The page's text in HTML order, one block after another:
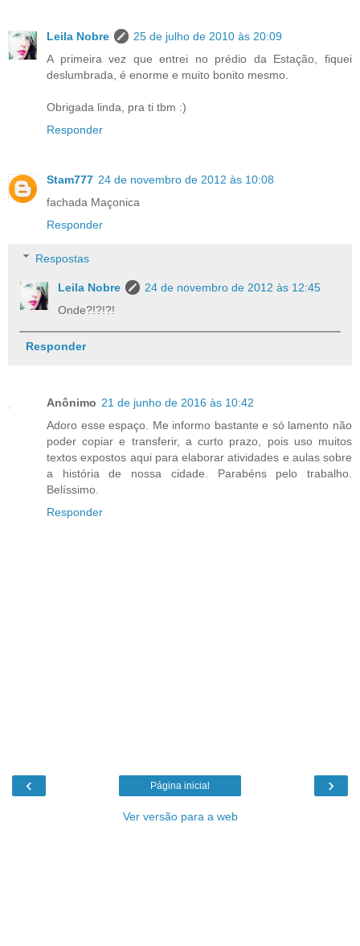
Leila Nobre
25 de julho de 2010 às 20:09
A primeira vez que entrei no prédio da Estação, fiquei
deslumbrada, é enorme e muito bonito mesmo.
Obrigada linda, pra ti tbm :)
Responder
Stam777 24 de novembro de 2012 às 10:08
fachada Maçonica
Responder
Respostas
Leila Nobre
24 de novembro de 2012 às 12:45
Onde?!?!?!
Responder
Anônimo 21 de junho de 2016 às 10:42
Adoro esse espaço. Me informo bastante e só lamento não
poder copiar e transferir, a curto prazo, pois uso muitos
textos expostos aqui para elaborar atividades e aulas sobre
a história de nossa cidade. Parabéns pelo trabalho.
Belíssimo.
Responder
‹ ›
Página inicial
Ver versão para a web